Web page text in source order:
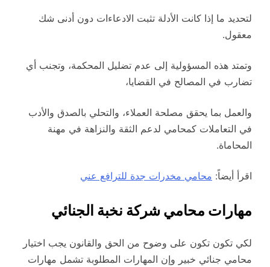
لتحديد ما إذا كانت الأدلة تثبت الادعاءات دون أدنى شك
معقول.
وتمتد هذه المسؤولية إلى عدم تضليل المحكمة، وتجنب أي
تضارب في المصالح في القضايا،
والعمل بما يحقق مصلحة العملاء، والتحلي بالصدق والأدب
في التعاملات كمحامي لدعم الثقة والنزاهة في مهنة
المحاماة.
اقرأ أيضاً: محامي مخدرات جدة للترافع عني
مهارات محامي شركة نخبة الجنائي
لكي تكون تكون على وضوح من الحق والقانون يجب اختيار
محامي جنائي خبير وإن المهارات المطلوبة تشمل مهارات